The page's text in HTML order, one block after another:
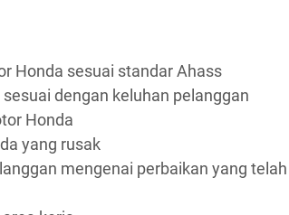
Honda sesuai standar Ahass
dengan keluhan pelanggan
Honda
yang rusak
mengenai perbaikan yang telah